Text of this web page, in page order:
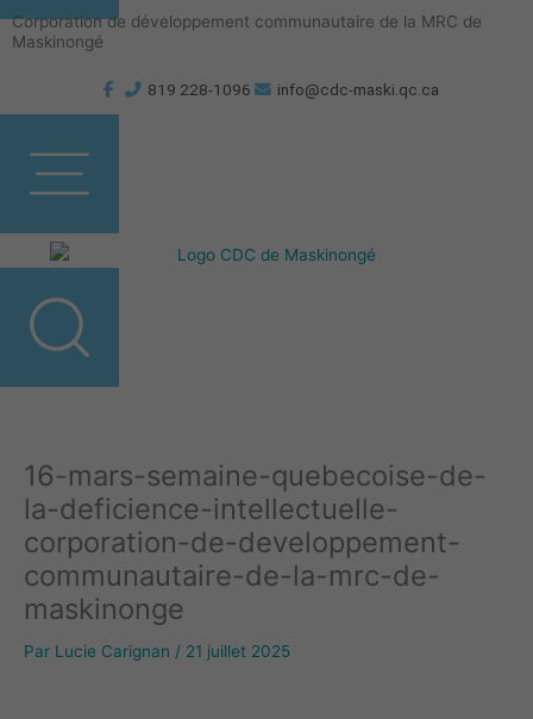
Aller
au
Corporation de développement communautaire de la MRC de
Maskinongé
819 228-1096 info@cdc-maski.qc.ca
16-mars-semaine-quebecoise-de-
la-deficience-intellectuelle-
corporation-de-developpement-
communautaire-de-la-mrc-de-
maskinonge
Par Lucie Carignan / 21 juillet 2025